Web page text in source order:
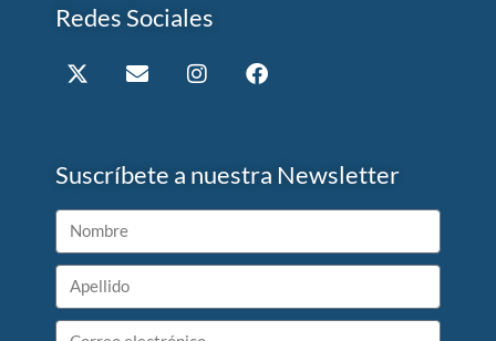
Redes Sociales
Suscríbete a nuestra Newsletter